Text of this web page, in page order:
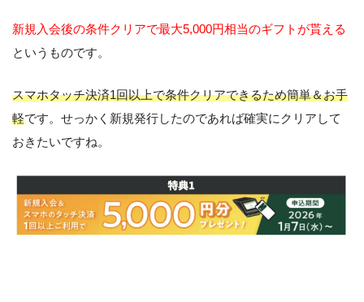
新規入会後の条件クリアで最大5,000円相当のギフトが貰える
というものです。
スマホタッチ決済1回以上で条件クリアできるため簡単＆お手
軽です。せっかく新規発行したのであれば確実にクリアして
おきたいですね。